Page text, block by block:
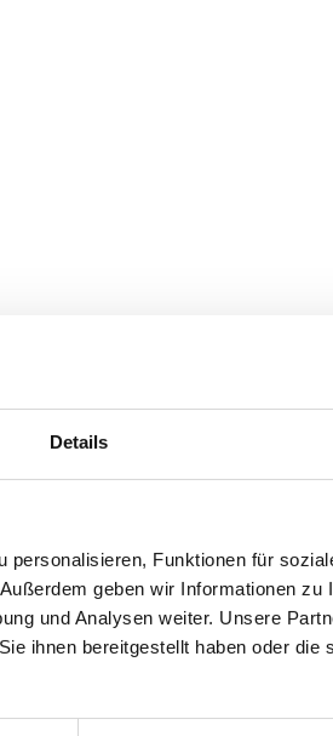
Details
Funktionen für
geben wir Informationen zu
und Analysen weiter. Unsere
ihnen bereitgestellt haben oder die